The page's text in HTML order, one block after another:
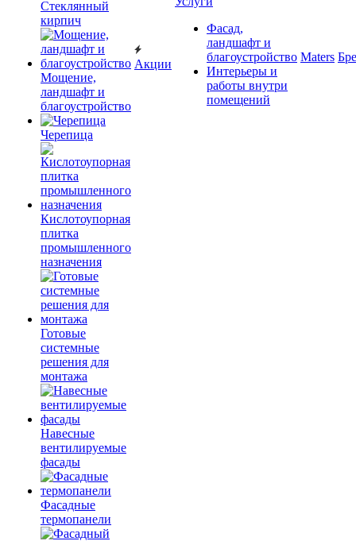
Cтеклянный
кирпич
Мощение,
ландшафт и
благоустройство
Черепица
Кислотоупорная
плитка
промышленного
назначения
Готовые
системные
решения для
монтажа
Навесные
вентилируемые
фасады
Фасадные
термопанели
Акции
Фасад,
ландшафт и
благоустройство
Интерьеры и
работы внутри
помещений
Maters